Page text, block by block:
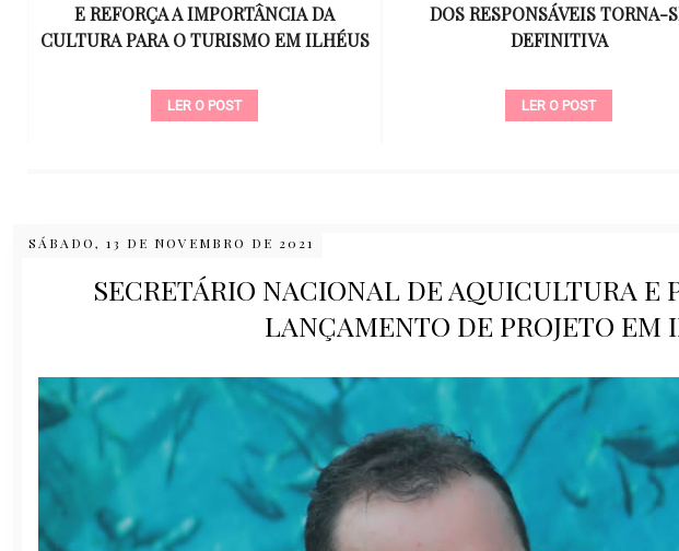
DOS RESPONSÁVEIS TORNA-SE
DEFINITIVA
LER O POST
ESQUECIDA: POR QUE UM
VIROU DEBATE NACIONAL
SÁBADO, 13 DE NOVEMBRO DE 2021
SECRETÁRIO NACIONAL DE AQUICULTURA E
LANÇAMENTO DE PROJETO EM